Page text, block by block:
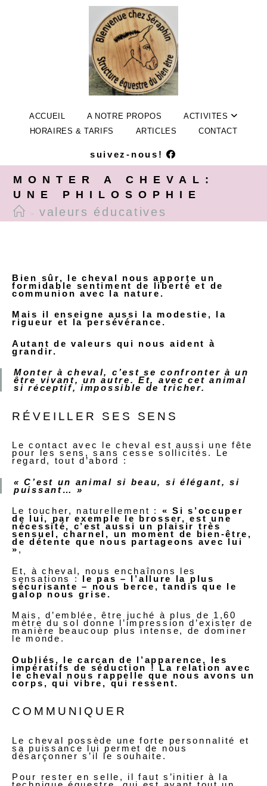
ACCUEIL A NOTRE PROPOS
ACTIVITES
HORAIRES & TARIFS
ARTICLES CONTACT
suivez-nous!
MONTER A CHEVAL:
UNE PHILOSOPHIE
> valeurs éducatives
Bien sûr, le cheval nous apporte un
formidable sentiment de liberté et de
communion avec la nature.
Mais il enseigne aussi la modestie, la
rigueur et la persévérance.
Autant de valeurs qui nous aident à
grandir.
Monter à cheval, c’est se confronter à un
être vivant, un autre. Et, avec cet animal
si réceptif, impossible de tricher.
RÉVEILLER SES SENS
Le contact avec le cheval est aussi une fête
pour les sens, sans cesse sollicités. Le
regard, tout d’abord :
« C’est un animal si beau, si élégant, si
puissant… »
Le toucher, naturellement : « Si s’occuper
de lui, par exemple le brosser, est une
nécessité, c’est aussi un plaisir très
sensuel, charnel, un moment de bien-être,
de détente que nous partageons avec lui
» ,
Et, à cheval, nous enchaînons les
sensations : le pas – l’allure la plus
sécurisante – nous berce, tandis que le
galop nous grise.
Mais, d’emblée, être juché à plus de 1,60
mètre du sol donne l’impression d’exister de
manière beaucoup plus intense, de dominer
le monde.
Oubliés, le carcan de l’apparence, les
impératifs de séduction ! La relation avec
le cheval nous rappelle que nous avons un
corps, qui vibre, qui ressent.
COMMUNIQUER
Le cheval possède une forte personnalité et
sa puissance lui permet de nous
désarçonner s’il le souhaite.
Pour rester en selle, il faut s’initier à la